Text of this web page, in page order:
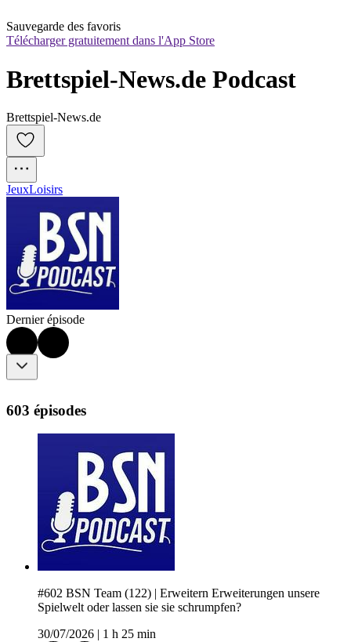
Sauvegarde des favoris
Télécharger gratuitement dans l'App Store
Brettspiel-News.de Podcast
Brettspiel-News.de
JeuxLoisirs
Dernier épisode
603 épisodes
#602 BSN Team (122) | Erweitern Erweiterungen unsere
Spielwelt oder lassen sie sie schrumpfen?
30/07/2026
1 h 25 min